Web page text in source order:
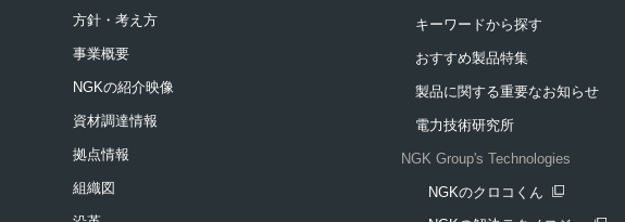
方針・考え方
事業概要
NGKの紹介映像
資材調達情報
拠点情報
組織図
キーワードから探す
おすすめ製品特集
製品に関する重要なお知らせ
電力技術研究所
NGK Group's Technologies
NGKのクロコくん